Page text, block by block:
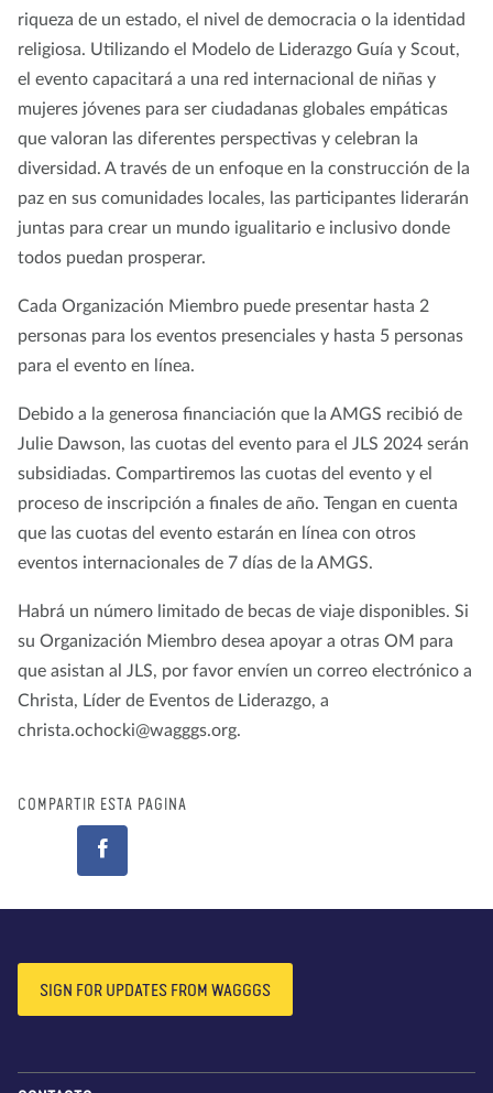
riqueza de un estado, el nivel de democracia o la identidad
religiosa. Utilizando el Modelo de Liderazgo Guía y Scout,
el evento capacitará a una red internacional de niñas y
mujeres jóvenes para ser ciudadanas globales empáticas
que valoran las diferentes perspectivas y celebran la
diversidad. A través de un enfoque en la construcción de la
paz en sus comunidades locales, las participantes liderarán
juntas para crear un mundo igualitario e inclusivo donde
todos puedan prosperar.
Cada Organización Miembro puede presentar hasta 2
personas para los eventos presenciales y hasta 5 personas
para el evento en línea.
Debido a la generosa financiación que la AMGS recibió de
Julie Dawson, las cuotas del evento para el JLS 2024 serán
subsidiadas. Compartiremos las cuotas del evento y el
proceso de inscripción a finales de año. Tengan en cuenta
que las cuotas del evento estarán en línea con otros
eventos internacionales de 7 días de la AMGS.
Habrá un número limitado de becas de viaje disponibles. Si
su Organización Miembro desea apoyar a otras OM para
que asistan al JLS, por favor envíen un correo electrónico a
Christa, Líder de Eventos de Liderazgo, a
christa.ochocki@wagggs.org.
COMPARTIR ESTA PÁGINA
SIGN FOR UPDATES FROM WAGGGS